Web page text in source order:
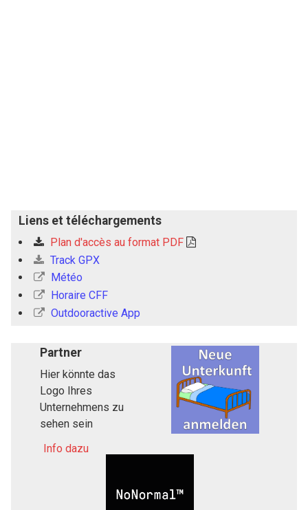
Liens et téléchargements
Plan d'accès au format PDF
Track GPX
Météo
Horaire CFF
Outdooractive App
Partner
Hier könnte das
Logo Ihres
Unternehmens zu
sehen sein
Info dazu